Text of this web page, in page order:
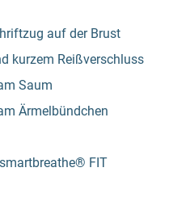
auf der Brust
kurzem Reißverschluss
Saum
Ärmelbündchen
FIT